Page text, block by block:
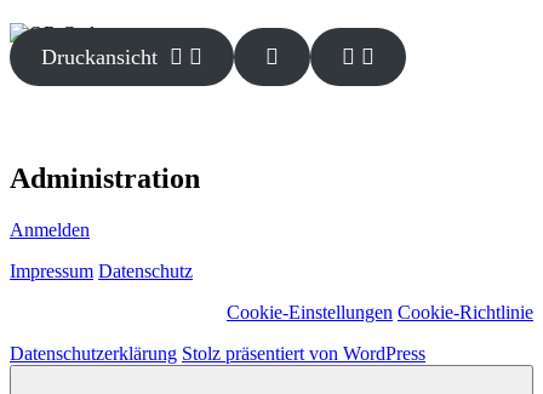
Druckansicht
Administration
Anmelden
Impressum Datenschutz
Cookie-Einstellungen Cookie-Richtlinie
Datenschutzerklärung Stolz präsentiert von WordPress